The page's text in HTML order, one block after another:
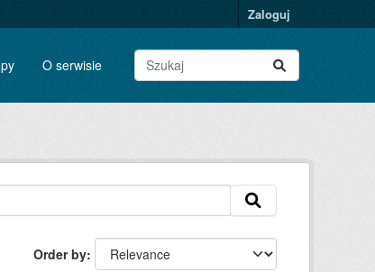
Zaloguj
O serwisie
Order by